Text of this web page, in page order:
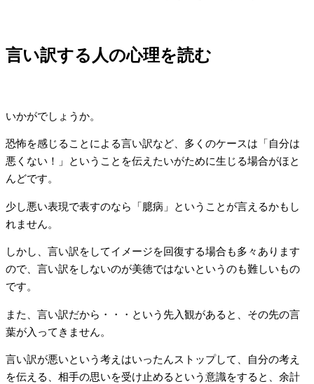
言い訳する人の心理を読む
いかがでしょうか。
恐怖を感じることによる言い訳など、多くのケースは「自分は
悪くない！」ということを伝えたいがために生じる場合がほと
んどです。
少し悪い表現で表すのなら「臆病」ということが言えるかもし
れません。
しかし、言い訳をしてイメージを回復する場合も多々あります
ので、言い訳をしないのが美徳ではないというのも難しいもの
です。
また、言い訳だから・・・という先入観があると、その先の言
葉が入ってきません。
言い訳が悪いという考えはいったんストップして、自分の考え
を伝える、相手の思いを受け止めるという意識をすると、余計